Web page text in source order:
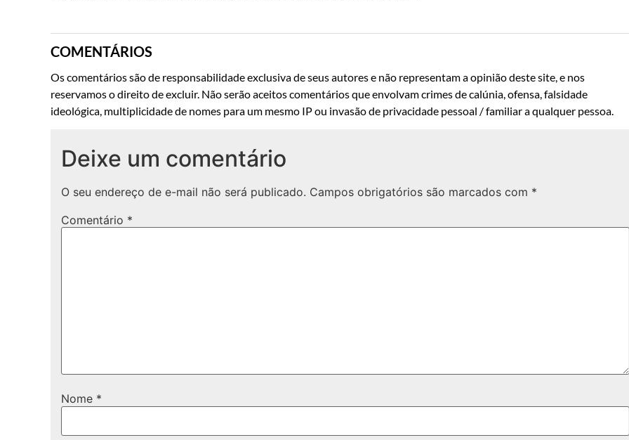
COMENTÁRIOS
Os comentários são de responsabilidade exclusiva de seus autores e não representam a opinião deste site, e nos
reservamos o direito de excluir. Não serão aceitos comentários que envolvam crimes de calúnia, ofensa, falsidade
ideológica, multiplicidade de nomes para um mesmo IP ou invasão de privacidade pessoal / familiar a qualquer pessoa.
Deixe um comentário
O seu endereço de e-mail não será publicado. Campos obrigatórios são marcados com *
Comentário *
Nome *